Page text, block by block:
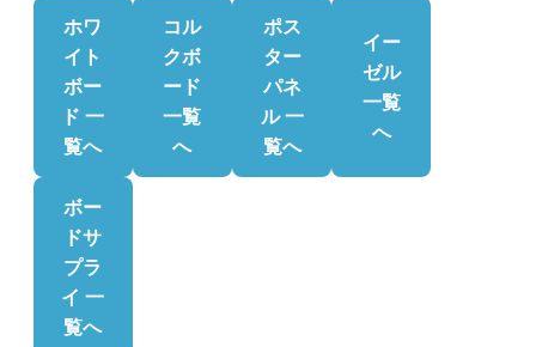
ホワ
イト
ボー
ド 一
覧へ
コル
クボ
ード
一覧
へ
ポス
ター
パネ
ル 一
覧へ
イー
ゼル
一覧
へ
ボー
ドサ
プラ
イ 一
覧へ